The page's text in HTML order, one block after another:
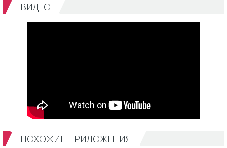
ВИДЕО
ПОХОЖИЕ ПРИЛОЖЕНИЯ